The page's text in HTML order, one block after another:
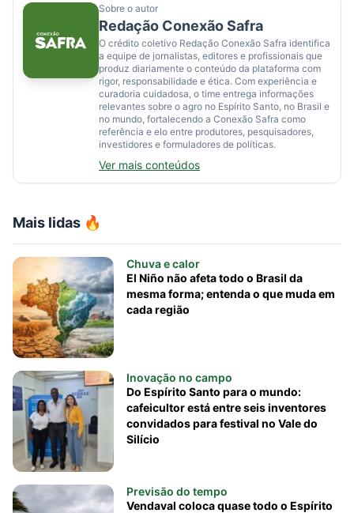
Mais lidas 🔥
Chuva e calor
El Niño não afeta todo o Brasil da
mesma forma; entenda o que muda em
cada região
Inovação no campo
Do Espírito Santo para o mundo:
cafeicultor está entre seis inventores
convidados para festival no Vale do
Silício
Previsão do tempo
Vendaval coloca quase todo o Espírito
Sobre o autor
Redação Conexão Safra
O crédito coletivo Redação Conexão Safra identifica
a equipe de jornalistas, editores e profissionais que
produz diariamente o conteúdo da plataforma com
rigor, responsabilidade e ética. Com experiência e
curadoria cuidadosa, o time entrega informações
relevantes sobre o agro no Espírito Santo, no Brasil e
no mundo, fortalecendo a Conexão Safra como
referência e elo entre produtores, pesquisadores,
investidores e formuladores de políticas.
Ver mais conteúdos